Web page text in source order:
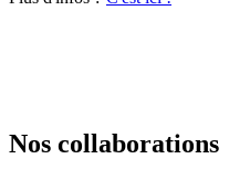
Nos collaborations